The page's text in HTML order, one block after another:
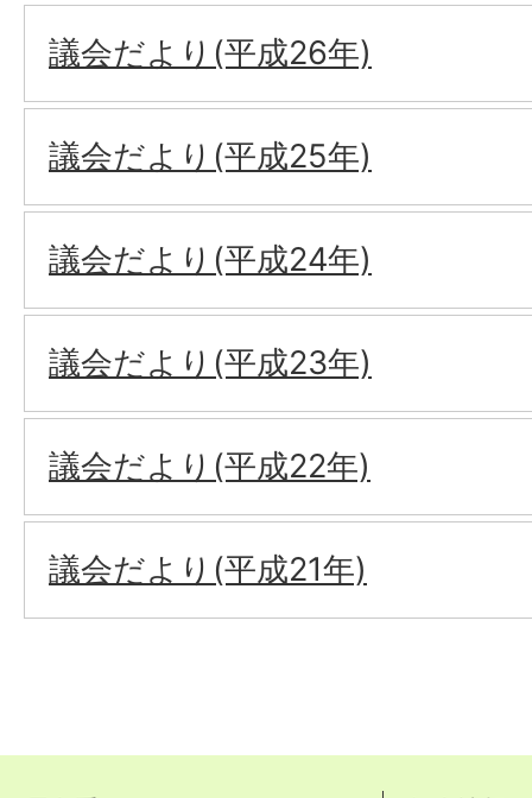
議会だより(平成26年)
議会だより(平成25年)
議会だより(平成24年)
議会だより(平成23年)
議会だより(平成22年)
議会だより(平成21年)